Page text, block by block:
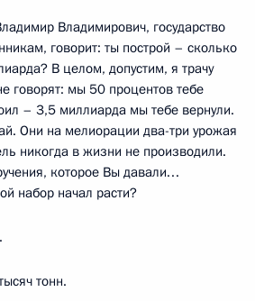
Владимирович, государство
говорит: ты построй – сколько
В целом, допустим, я трачу
говорят: мы 50 процентов тебе
– 3,5 миллиарда мы тебе вернули.
Они на мелиорации два-три урожая
никогда в жизни не производили.
которое Вы давали…
набор начал расти?
тонн.